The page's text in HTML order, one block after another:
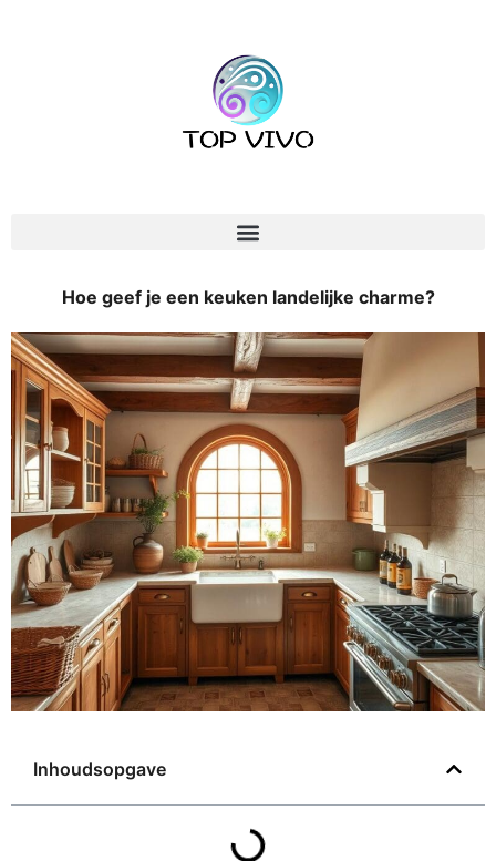
Hoe geef je een keuken landelijke charme?
Inhoudsopgave